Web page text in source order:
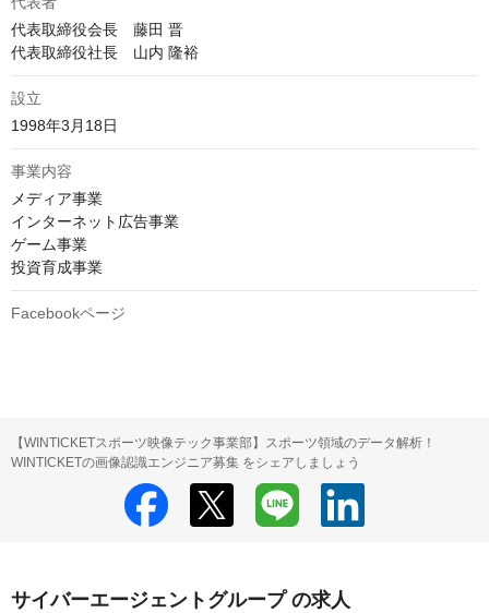
代表取締役会長　藤田 晋
代表取締役社長　山内 隆裕
設立
1998年3月18日
事業内容
メディア事業
インターネット広告事業
ゲーム事業
投資育成事業
Facebookページ
【WINTICKETスポーツ映像テック事業部】スポーツ領域のデータ解析！
WINTICKETの画像認識エンジニア募集 をシェアしましょう
サイバーエージェントグループ の求人